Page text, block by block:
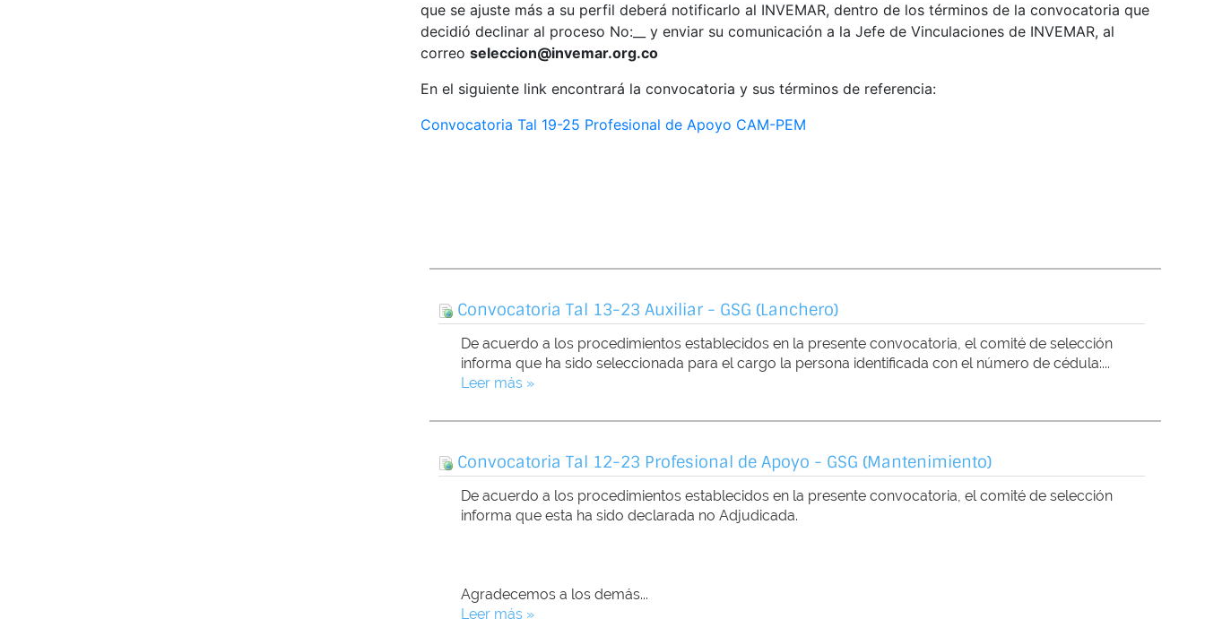
que se ajuste más a su perfil deberá notificarlo al INVEMAR, dentro de los términos de la convocatoria que
decidió declinar al proceso No:__ y enviar su comunicación a la Jefe de Vinculaciones de INVEMAR, al
correo seleccion@invemar.org.co
En el siguiente link encontrará la convocatoria y sus términos de referencia:
Convocatoria Tal 19-25 Profesional de Apoyo CAM-PEM